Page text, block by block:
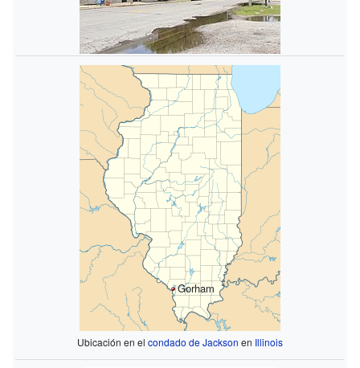
Gorham
Ubicación en el condado de Jackson en Illinois